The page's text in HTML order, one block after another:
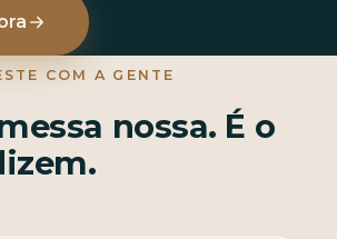
COM A GENTE
nossa. É o